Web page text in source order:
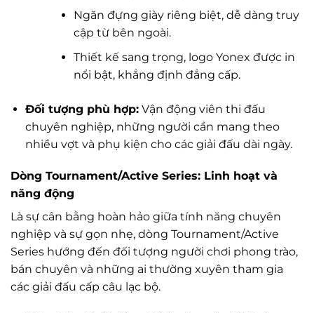
Ngăn đựng giày riêng biệt, dễ dàng truy
cập từ bên ngoài.
Thiết kế sang trọng, logo Yonex được in
nổi bật, khẳng định đẳng cấp.
Đối tượng phù hợp:Vận động viên thi đấu
chuyên nghiệp, những người cần mang theo
nhiều vợt và phụ kiện cho các giải đấu dài ngày.
Dòng Tournament/Active Series: Linh hoạt và
năng động
Là sự cân bằng hoàn hảo giữa tính năng chuyên
nghiệp và sự gọn nhẹ, dòng Tournament/Active
Series hướng đến đối tượng người chơi phong trào,
bán chuyên và những ai thường xuyên tham gia
các giải đấu cấp câu lạc bộ.